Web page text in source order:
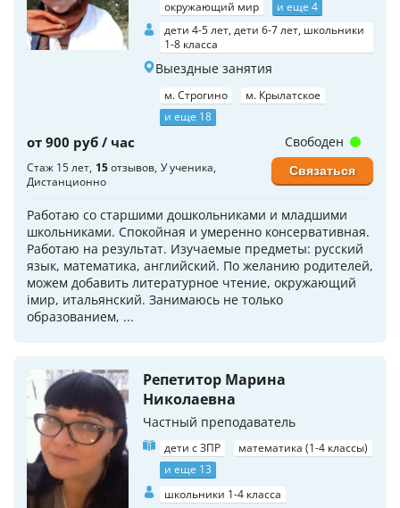
окружающий мир
и еще 4
дети 4-5 лет, дети 6-7 лет, школьники
1-8 класса
Выездные занятия
м. Строгино
м. Крылатское
и еще 18
от 900 руб / час
Стаж 15 лет 15отзывов У ученика
Дистанционно
Работаю со старшими дошкольниками и младшими
школьниками. Спокойная и умеренно консервативная.
Работаю на результат. Изучаемые предметы: русский
язык, математика, английский. По желанию родителей,
можем добавить литературное чтение, окружающий
iмир, итальянский. Занимаюсь не только
образованием, ...
Свободен
Связаться
Репетитор Марина
Николаевна
Частный преподаватель
дети с ЗПР
математика (1-4 классы)
и еще 13
школьники 1-4 класса